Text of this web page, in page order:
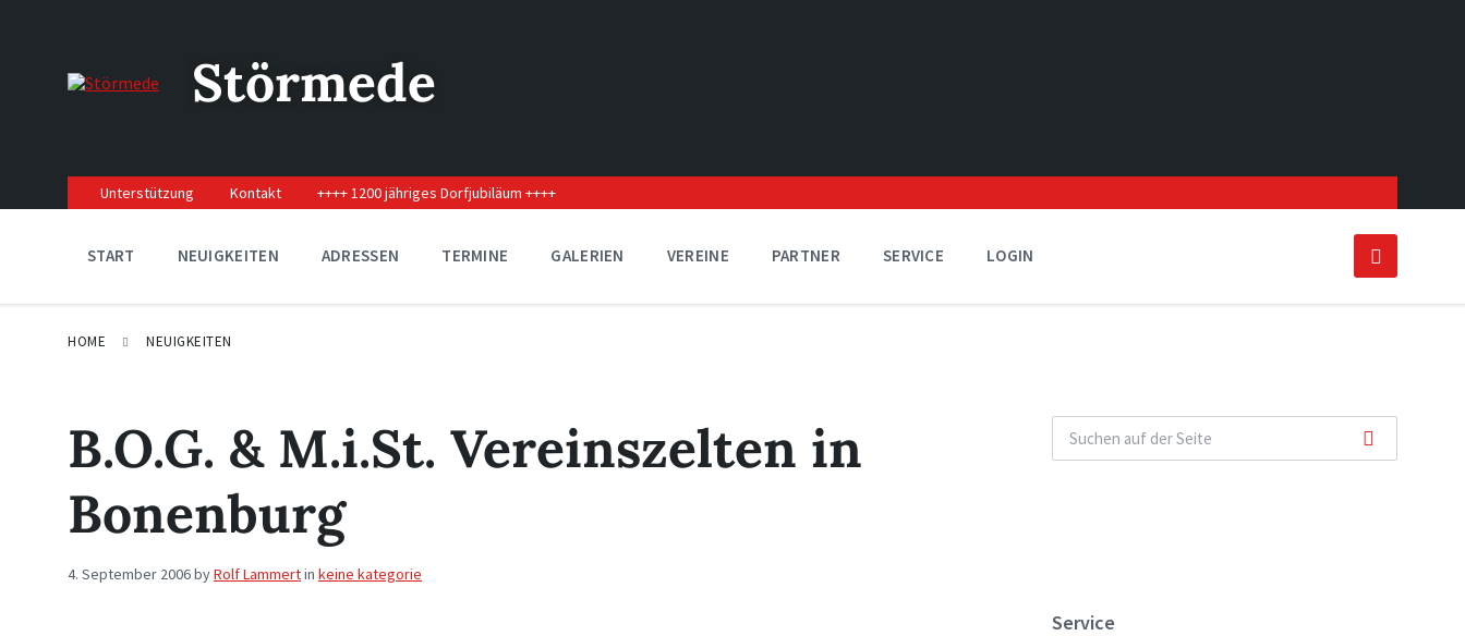
navigation
Störmede
Unterstützung Kontakt ++++ 1200 jähriges Dorfjubiläum ++++
START NEUIGKEITEN ADRESSEN TERMINE GALERIEN VEREINE PARTNER SERVICE LOGIN
HOME NEUIGKEITEN
B.O.G. & M.i.St. Vereinszelten in
Bonenburg
4. September 2006byRolf Lammertin keine kategorie
Service